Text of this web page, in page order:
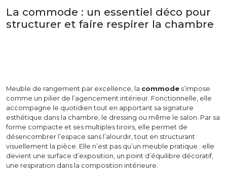
La commode : un essentiel déco pour
structurer et faire respirer la chambre
Meuble de rangement par excellence, la commode s’impose
comme un pilier de l’agencement intérieur. Fonctionnelle, elle
accompagne le quotidien tout en apportant sa signature
esthétique dans la chambre, le dressing ou même le salon. Par sa
forme compacte et ses multiples tiroirs, elle permet de
désencombrer l’espace sans l’alourdir, tout en structurant
visuellement la pièce. Elle n’est pas qu’un meuble pratique : elle
devient une surface d’exposition, un point d’équilibre décoratif,
une respiration dans la composition intérieure.